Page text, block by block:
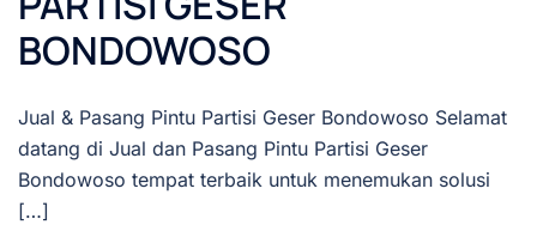
BONDOWOSO
Jual & Pasang Pintu Partisi Geser Bondowoso Selamat
datang di Jual dan Pasang Pintu Partisi Geser
Bondowoso tempat terbaik untuk menemukan solusi
[…]